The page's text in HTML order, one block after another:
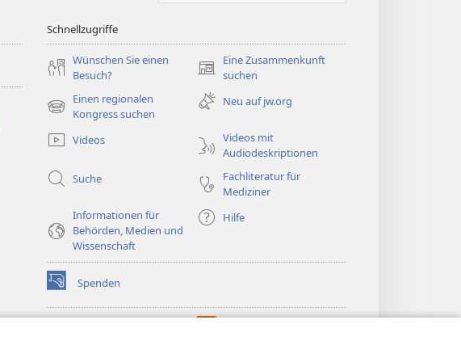
Schnellzugriffe
Wünschen Sie einen
Besuch?
Eine Zusammenkunft
suchen
(öffnet
neues
Fenster)
Einen regionalen
Kongress suchen
(öffnet
Fenster)
Neu auf jw.org
Videos
Videos mit
Audiodeskriptionen
Suche
Fachliteratur für
Mediziner
Informationen für
Behörden, Medien und
Wissenschaft
Hilfe
Spenden
(öffnet
neues
Fenster)